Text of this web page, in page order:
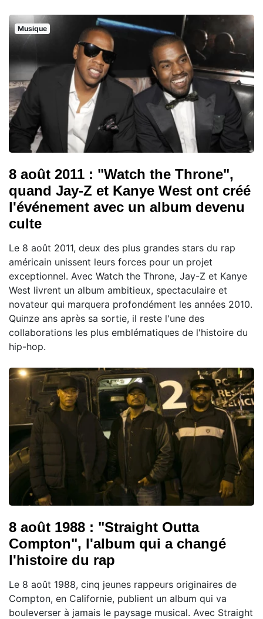
Musique
8 août 2011 : "Watch the Throne",
quand Jay-Z et Kanye West ont créé
l'événement avec un album devenu
culte
Le 8 août 2011, deux des plus grandes stars du rap
américain unissent leurs forces pour un projet
exceptionnel. Avec Watch the Throne, Jay-Z et Kanye
West livrent un album ambitieux, spectaculaire et
novateur qui marquera profondément les années 2010.
Quinze ans après sa sortie, il reste l'une des
collaborations les plus emblématiques de l'histoire du
hip-hop.
8 août 1988 : "Straight Outta
Compton", l'album qui a changé
l'histoire du rap
Le 8 août 1988, cinq jeunes rappeurs originaires de
Compton, en Californie, publient un album qui va
bouleverser à jamais le paysage musical. Avec Straight